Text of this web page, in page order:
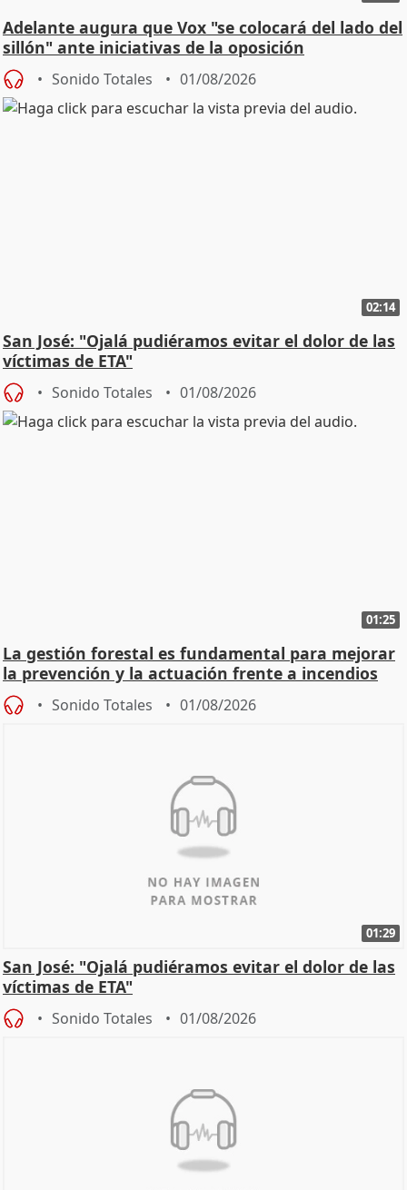
Adelante augura que Vox "se colocará del lado del
sillón" ante iniciativas de la oposición
Sonido Totales 01/08/2026
02:14
San José: "Ojalá pudiéramos evitar el dolor de las
víctimas de ETA"
Sonido Totales 01/08/2026
01:25
La gestión forestal es fundamental para mejorar
la prevención y la actuación frente a incendios
Sonido Totales 01/08/2026
01:29
San José: "Ojalá pudiéramos evitar el dolor de las
víctimas de ETA"
Sonido Totales 01/08/2026